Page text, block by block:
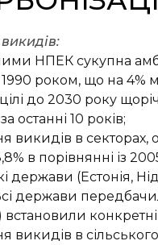
НПЕК сукупна
1990 роком, що на
до 2030 року
останні 10 років;
викидів в
в порівнянні із
держави (Естонія,
держави
конкретні
викидів в